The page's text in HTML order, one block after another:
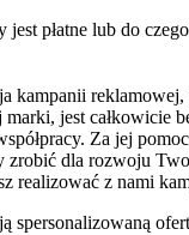
płatne lub do
kampanii
jest całkowicie
Za jej
zrobić dla rozwoju
realizować z nami
spersonalizowaną